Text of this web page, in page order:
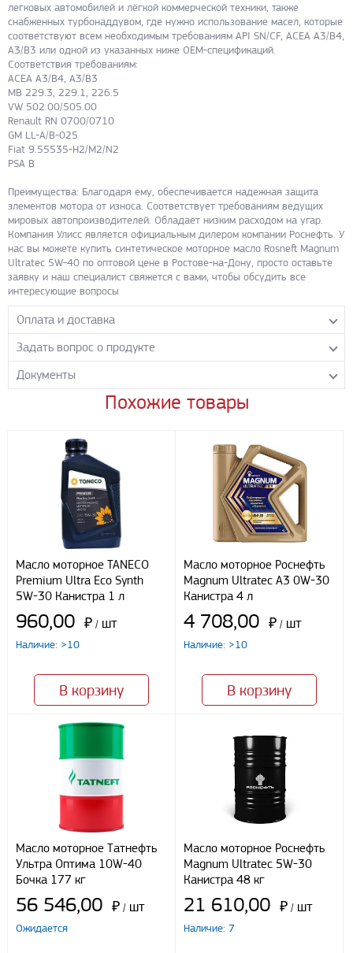
легковых автомобилей и лёгкой коммерческой техники, также
снабженных турбонаддувом, где нужно использование масел, которые
соответствуют всем необходимым требованиям API SN/CF, АСЕА А3/В4,
А3/В3 или одной из указанных ниже ОЕМ-спецификаций.
Соответствия требованиям:
ACEA A3/B4, A3/B3
MB 229.3, 229.1, 226.5
VW 502.00/505.00
Renault RN 0700/0710
GM LL-A/B-025
Fiat 9.55535-H2/M2/N2
PSA B
Преимущества: Благодаря ему, обеспечивается надежная защита
элементов мотора от износа. Соответствует требованиям ведущих
мировых автопроизводителей. Обладает низким расходом на угар.
Компания Улисс является официальным дилером компании Роснефть. У
нас вы можете купить синтетическое моторное масло Rosneft Magnum
Ultratec 5W-40 по оптовой цене в Ростове-на-Дону, просто оставьте
заявку и наш специалист свяжется с вами, чтобы обсудить все
интересующие вопросы
Оплата и доставка
Самовывоз с нашего склада
Транспортные компании
Бесплатная доставка до терминала ПЭК
По согласованию с клиентом.
Регионы доставки:
Северо-Кавказский федеральный округ
Южный федеральный округ
Способы оплаты
Наличными
При получении груза
Безналичный расчет
Задать вопрос о продукте
Задайте нашим менеджерам вопрос о данном продукте.
Все поля формы обязательны к заполнению.
Я даю свое согласие ООО «Улисс» на обработку моих
Политикой конфиденциальности
Отправить
Документы
Rosneft_Magnum_Ultratec_5W-40- PDF 455.51 КБ
Похожие товары
Масло моторное TANECO
Premium Ultra Eco Synth
5W-30 Канистра 1 л
960,00 ₽ / шт
Наличие: >10
В корзину
Масло моторное Роснефть
Magnum Ultratec A3 0W-30
Канистра 4 л
4 708,00 ₽ / шт
Наличие: >10
В корзину
Масло моторное Татнефть
Ультра Оптима 10W-40
Бочка 177 кг
56 546,00 ₽ / шт
Ожидается
Масло моторное Роснефть
Magnum Ultratec 5W-30
Канистра 48 кг
21 610,00 ₽ / шт
Наличие: 7